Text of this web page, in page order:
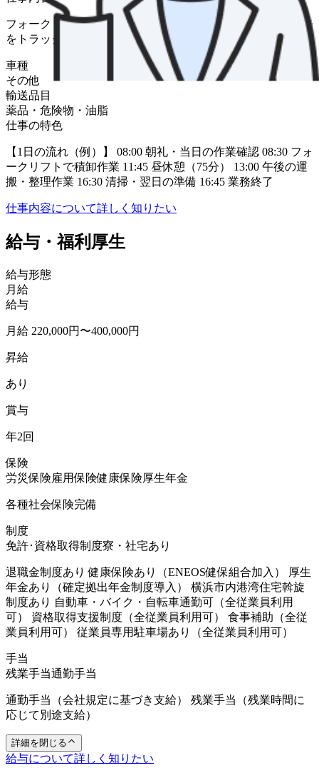
フォークリフトを使い、潤滑油が入ったドラム缶やペール缶
をトラックに積込み積卸します。
車種
その他
輸送品目
薬品・危険物・油脂
仕事の特色
【1日の流れ（例）】 08:00 朝礼・当日の作業確認 08:30 フォ
ークリフトで積卸作業 11:45 昼休憩（75分） 13:00 午後の運
搬・整理作業 16:30 清掃・翌日の準備 16:45 業務終了
仕事内容について詳しく知りたい
給与・福利厚生
給与形態
月給
給与
月給 220,000円〜400,000円
昇給
あり
賞与
年2回
保険
労災保険雇用保険健康保険厚生年金
各種社会保険完備
制度
免許･資格取得制度寮・社宅あり
退職金制度あり 健康保険あり（ENEOS健保組合加入） 厚生
年金あり（確定拠出年金制度導入） 横浜市内港湾住宅斡旋
制度あり 自動車・バイク・自転車通勤可（全従業員利用
可） 資格取得支援制度（全従業員利用可） 食事補助（全従
業員利用可） 従業員専用駐車場あり（全従業員利用可）
手当
残業手当通勤手当
通勤手当（会社規定に基づき支給） 残業手当（残業時間に
応じて別途支給）
詳細を閉じる
給与について詳しく知りたい